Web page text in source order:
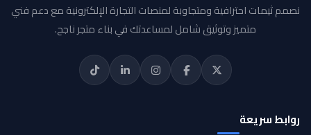
نصمم ثيمات احترافية ومتجاوبة لمنصات التجارة الإلكترونية مع دعم فني
متميز وتوثيق شامل لمساعدتك في بناء متجر ناجح.
روابط سريعة